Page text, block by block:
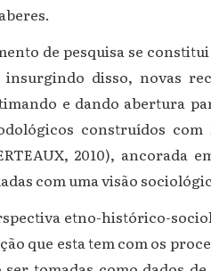
de pesquisa se constitui
disso, novas
e dando abertura
construídos
2010), ancorada
com uma visão
etno-histórico-
que esta tem com os